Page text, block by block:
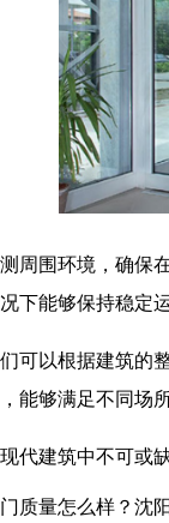
周围环境，确
能够保持稳定
可以根据建筑
能够满足不同场
建筑中不可
量怎么样？沈